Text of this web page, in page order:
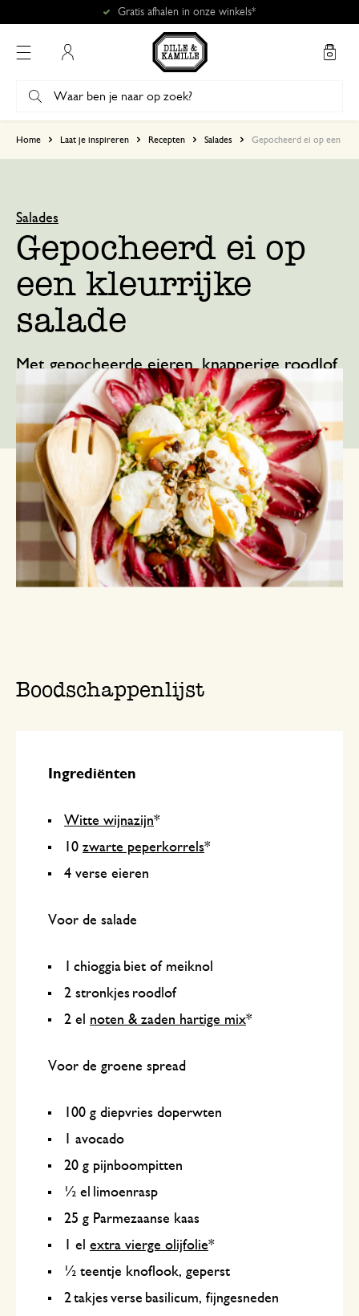
Home Laat je inspireren Recepten Salades Gepocheerd ei op een
Salades
Gepocheerd ei op
een kleurrijke
salade
Met gepocheerde eieren, knapperige roodlof
en een groene spread maak je een kleurrijke
salade. Een heerlijke combinatie!
Boodschappenlijst
Ingrediënten
Witte wijnazijn*
10 zwarte peperkorrels*
4 verse eieren
Voor de salade
1 chioggia biet of meiknol
2 stronkjes roodlof
2 el noten & zaden hartige mix*
Voor de groene spread
100 g diepvries doperwten
1 avocado
20 g pijnboompitten
½ el limoenrasp
25 g Parmezaanse kaas
1 el extra vierge olijfolie*
½ teentje knoflook, geperst
2 takjes verse basilicum, fijngesneden